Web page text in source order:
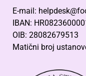
E-mail:
IBAN:
OIB: 28082679513
Matični broj